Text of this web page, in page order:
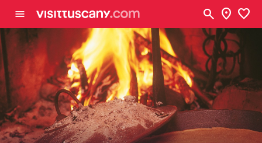
menu search location_on favorite